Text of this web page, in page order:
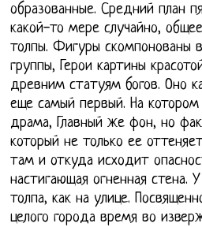
образованные. Средний план
какой-то мере случайно,
толпы. Фигуры скомпонованы
группы, Герои картины
древним статуям богов. Оно
еще самый первый. На котором
драма, Главный же фон, но
который не только ее
там и откуда исходит
настигающая огненная стена.
толпа, как на улице.
целого города время во